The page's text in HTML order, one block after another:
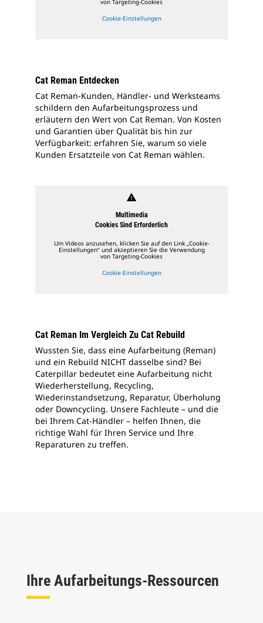
Cookie-Einstellungen
Cat Reman Entdecken
Cat Reman-Kunden, Händler- und Werksteams
schildern den Aufarbeitungsprozess und
erläutern den Wert von Cat Reman. Von Kosten
und Garantien über Qualität bis hin zur
Verfügbarkeit: erfahren Sie, warum so viele
Kunden Ersatzteile von Cat Reman wählen.
warning
Multimedia
Cookies Sind Erforderlich
Um Videos anzusehen, klicken Sie auf den Link „Cookie-
Einstellungen“ und akzeptieren Sie die Verwendung
von Targeting-Cookies
Cookie-Einstellungen
Cat Reman Im Vergleich Zu Cat Rebuild
Wussten Sie, dass eine Aufarbeitung (Reman)
und ein Rebuild NICHT dasselbe sind? Bei
Caterpillar bedeutet eine Aufarbeitung nicht
Wiederherstellung, Recycling,
Wiederinstandsetzung, Reparatur, Überholung
oder Downcycling. Unsere Fachleute – und die
bei Ihrem Cat-Händler – helfen Ihnen, die
richtige Wahl für Ihren Service und Ihre
Reparaturen zu treffen.
Ihre Aufarbeitungs-Ressourcen